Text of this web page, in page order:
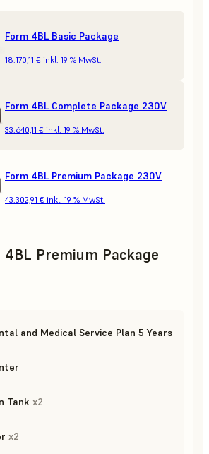
Form 4BL Basic Package
18.170,11 € inkl. 19 % MwSt.
Form 4BL Complete Package 230V
33.640,11 € inkl. 19 % MwSt.
Form 4BL Premium Package 230V
43.302,91 € inkl. 19 % MwSt.
4BL Premium Package
and Medical Service Plan 5 Years
Tank x2
x2